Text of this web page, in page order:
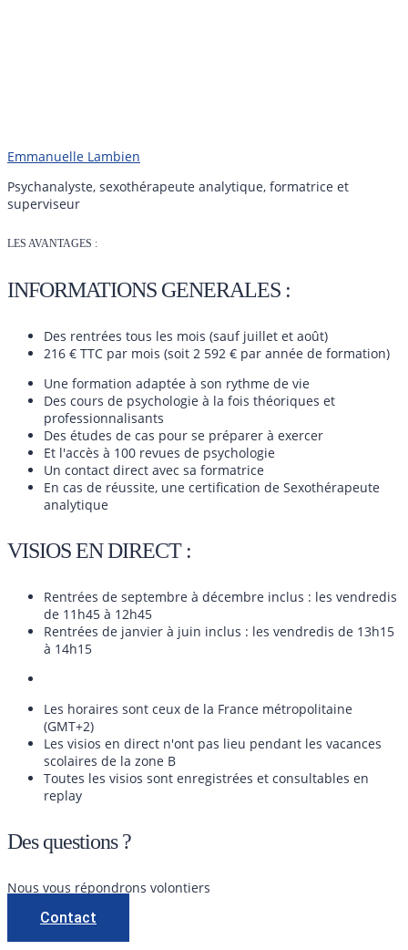
Emmanuelle Lambien
Psychanalyste, sexothérapeute analytique, formatrice et
superviseur
LES AVANTAGES :
INFORMATIONS GENERALES :
Des rentrées tous les mois (sauf juillet et août)
216 € TTC par mois (soit 2 592 € par année de formation)
Une formation adaptée à son rythme de vie
Des cours de psychologie à la fois théoriques et
professionnalisants
Des études de cas pour se préparer à exercer
Et l'accès à 100 revues de psychologie
Un contact direct avec sa formatrice
En cas de réussite, une certification de Sexothérapeute
analytique
VISIOS EN DIRECT :
Rentrées de septembre à décembre inclus : les vendredis
de 11h45 à 12h45
Rentrées de janvier à juin inclus : les vendredis de 13h15
à 14h15
Les horaires sont ceux de la France métropolitaine
(GMT+2)
Les visios en direct n'ont pas lieu pendant les vacances
scolaires de la zone B
Toutes les visios sont enregistrées et consultables en
replay
Des questions ?
Nous vous répondrons volontiers
Contact